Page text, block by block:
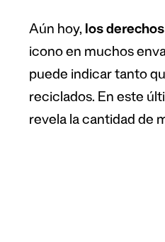
Aún hoy, los
icono en muchos
puede indicar tanto
reciclados. En este
revela la cantidad de